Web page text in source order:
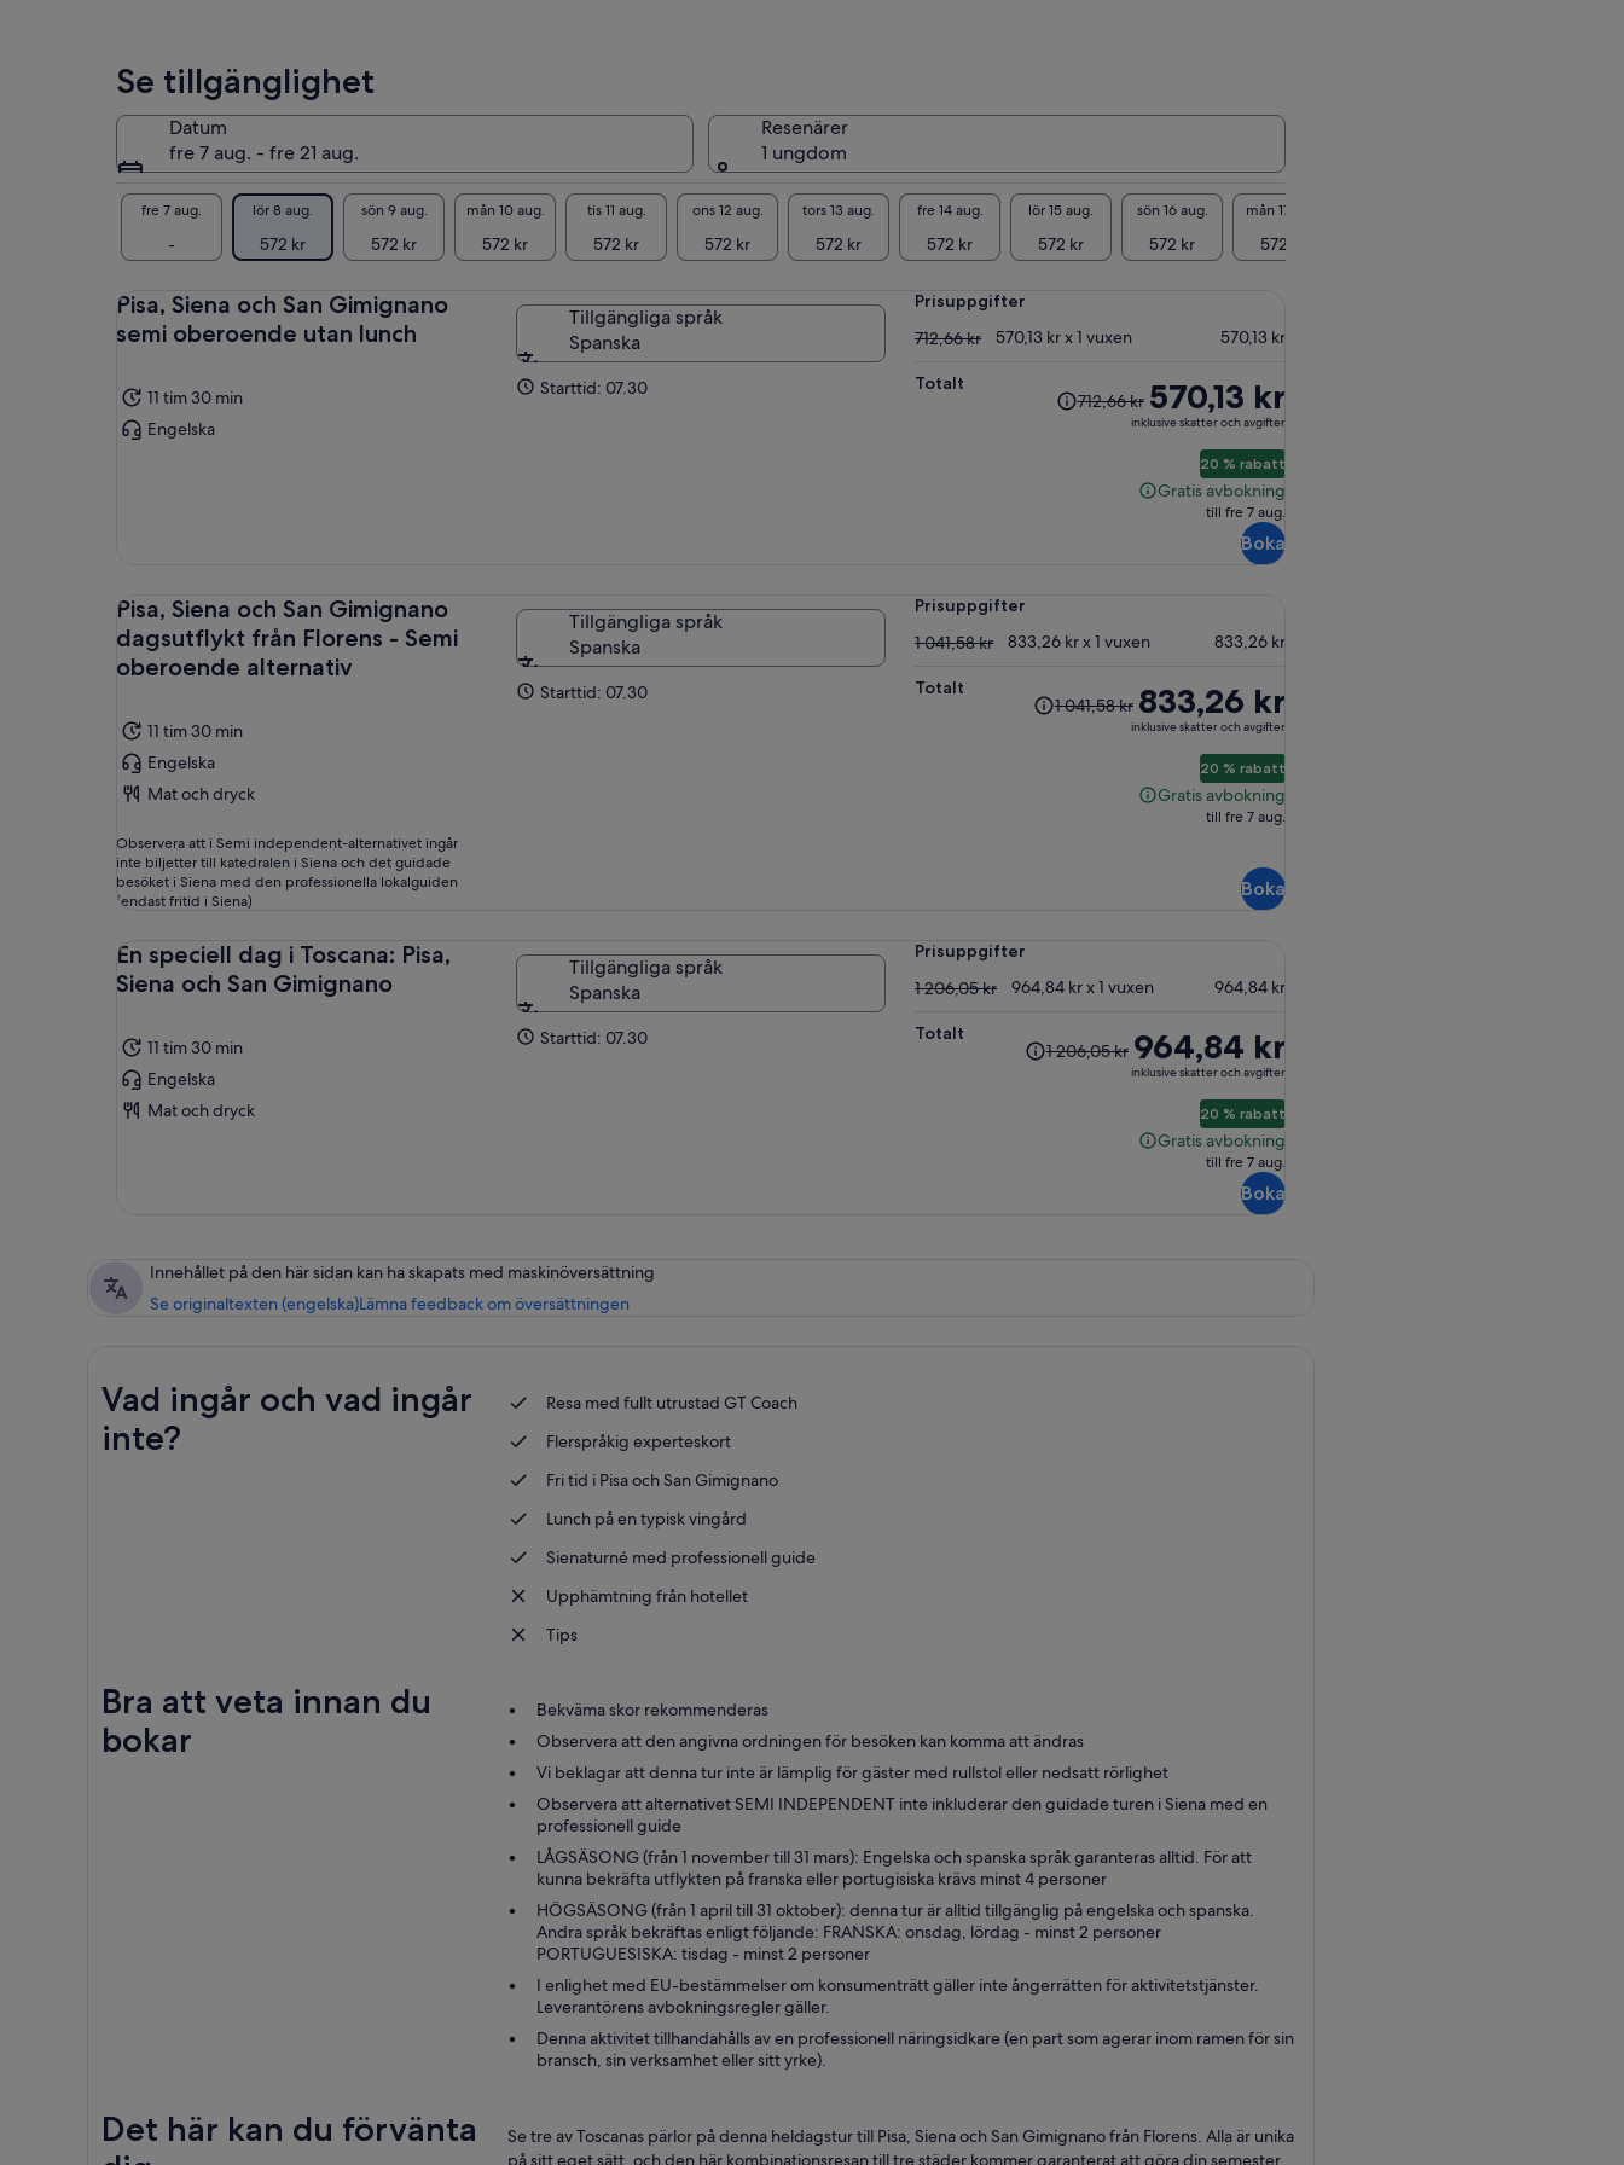
Se tillgänglighet
Datum
fre 7 aug. - fre 21 aug.
Resenärer
1 ungdom
fre 7 aug.
-
lör 8 aug.
572 kr
sön 9 aug.
572 kr
mån 10 aug.
572 kr
tis 11 aug.
572 kr
ons 12 aug.
572 kr
tors 13 aug.
572 kr
fre 14 aug.
572 kr
lör 15 aug.
572 kr
sön 16 aug.
572 kr
mån 17 aug.
572 kr
Pisa, Siena och San Gimignano
semi oberoende utan lunch
11 tim 30 min
Engelska
Tillgängliga språk
Spanska
Starttid: 07.30
Prisuppgifter
712,66 kr
712,66 kr 570,13 kr x 1 vuxen 570,13 kr
Totalt
Tidigare
pris712,66 kr 570,13 kr
inklusive skatter och avgifter
20 % rabatt
Gratis avbokning
Gratis
till fre 7 aug.
Boka
Pisa, Siena och San Gimignano
dagsutflykt från Florens - Semi
oberoende alternativ
11 tim 30 min
Engelska
Mat och dryck
Observera att i Semi independent-alternativet ingår
inte biljetter till katedralen i Siena och det guidade
besöket i Siena med den professionella lokalguiden
(endast fritid i Siena)
Tillgängliga språk
Spanska
Starttid: 07.30
Prisuppgifter
1 041,58 kr
1 041,58 kr 833,26 kr x 1 vuxen 833,26 kr
Totalt
Tidigare
pris1 041,58 kr 833,26 kr
inklusive skatter och avgifter
20 % rabatt
Gratis avbokning
Gratis
till fre 7 aug.
Boka
En speciell dag i Toscana: Pisa,
Siena och San Gimignano
11 tim 30 min
Engelska
Mat och dryck
Tillgängliga språk
Spanska
Starttid: 07.30
Prisuppgifter
1 206,05 kr
1 206,05 kr 964,84 kr x 1 vuxen 964,84 kr
Totalt
Tidigare
pris1 206,05 kr 964,84 kr
inklusive skatter och avgifter
20 % rabatt
Gratis avbokning
Gratis
till fre 7 aug.
Boka
Innehållet på den här sidan kan ha skapats med maskinöversättning
Se originaltexten (engelska)Lämna feedback om översättningenÖppnas
Vad ingår och vad ingår
inte?
Resa med fullt utrustad GT Coach
Flerspråkig experteskort
Fri tid i Pisa och San Gimignano
Lunch på en typisk vingård
Sienaturné med professionell guide
Upphämtning från hotellet
Tips
Bra att veta innan du
bokar
Bekväma skor rekommenderas
Observera att den angivna ordningen för besöken kan komma att ändras
Vi beklagar att denna tur inte är lämplig för gäster med rullstol eller nedsatt rörlighet
Observera att alternativet SEMI INDEPENDENT inte inkluderar den guidade turen i Siena med en
professionell guide
LÅGSÄSONG (från 1 november till 31 mars): Engelska och spanska språk garanteras alltid. För att
kunna bekräfta utflykten på franska eller portugisiska krävs minst 4 personer
HÖGSÄSONG (från 1 april till 31 oktober): denna tur är alltid tillgänglig på engelska och spanska.
Andra språk bekräftas enligt följande: FRANSKA: onsdag, lördag - minst 2 personer
PORTUGUESISKA: tisdag - minst 2 personer
I enlighet med EU-bestämmelser om konsumenträtt gäller inte ångerrätten för aktivitetstjänster.
Leverantörens avbokningsregler gäller.
Denna aktivitet tillhandahålls av en professionell näringsidkare (en part som agerar inom ramen för sin
bransch, sin verksamhet eller sitt yrke).
Det här kan du förvänta
Se tre av Toscanas pärlor på denna heldagstur till Pisa, Siena och San Gimignano från Florens. Alla är unika